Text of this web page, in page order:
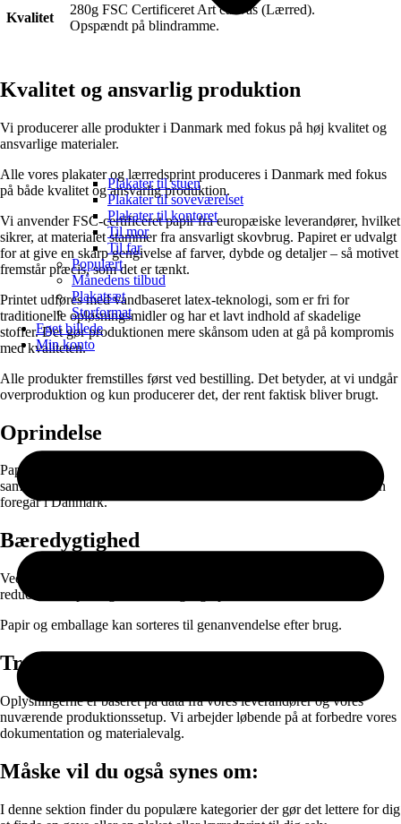
Plakater til stuen
Plakater til soveværelset
Plakater til kontoret
Til mor
Til far
Populært
Månedens tilbud
Plakatsæt
Storformat
Eget billede
Min konto
Kvalitet
280g FSC Certificeret Art canvas (Lærred).
Opspændt på blindramme.
Kvalitet og ansvarlig produktion
Vi producerer alle produkter i Danmark med fokus på høj kvalitet og
ansvarlige materialer.
Alle vores plakater og lærredsprint produceres i Danmark med fokus
på både kvalitet og ansvarlig produktion.
Vi anvender FSC-certificeret papir fra europæiske leverandører, hvilket
sikrer, at materialet stammer fra ansvarligt skovbrug. Papiret er udvalgt
for at give en skarp gengivelse af farver, dybde og detaljer – så motivet
fremstår præcis, som det er tænkt.
Printet udføres med vandbaseret latex-teknologi, som er fri for
traditionelle opløsningsmidler og har et lavt indhold af skadelige
stoffer. Det gør produktionen mere skånsom uden at gå på kompromis
med kvaliteten.
Alle produkter fremstilles først ved bestilling. Det betyder, at vi undgår
overproduktion og kun producerer det, der rent faktisk bliver brugt.
Oprindelse
Papiret produceres i EU og leveres gennem nøje udvalgte
samarbejdspartnere. Selve printet, færdigproduktionen og pakningen
foregår i Danmark.
Bæredygtighed
Ved at kombinere ansvarlige materialer med on-demand produktion
reducerer vi spild og unødvendig lagerproduktion.
Papir og emballage kan sorteres til genanvendelse efter brug.
Transparens
Oplysningerne er baseret på data fra vores leverandører og vores
nuværende produktionssetup. Vi arbejder løbende på at forbedre vores
dokumentation og materialevalg.
Måske vil du også synes om:
I denne sektion finder du populære kategorier der gør det lettere for dig